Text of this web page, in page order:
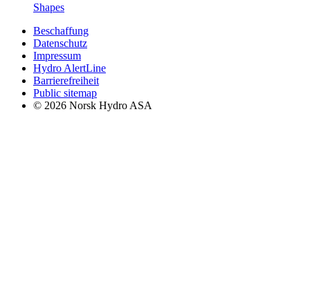
Shapes
Beschaffung
Datenschutz
Impressum
Hydro AlertLine
Barrierefreiheit
Public sitemap
© 2026 Norsk Hydro ASA